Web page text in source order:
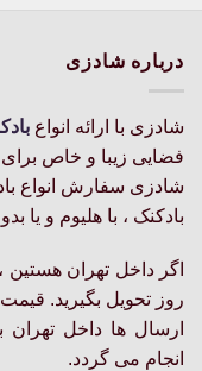
درباره شادزی
شادزی با ارائه انواع
فضایی زیبا و خاص
شادزی سفارش انواع
بادکنک ، با هلیوم و یا
روز تحویل بگیرید.
ارسال ها داخل
انجام می گردد.